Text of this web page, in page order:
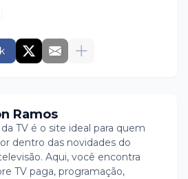
Ramos
TV é o site ideal para quem
dentro das novidades do
Aqui, você encontra
TV paga, programação,